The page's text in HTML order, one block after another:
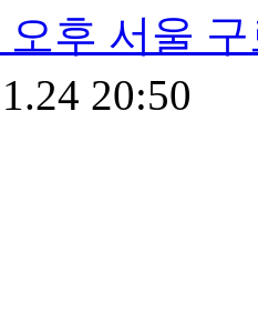
오후 서울
20:50